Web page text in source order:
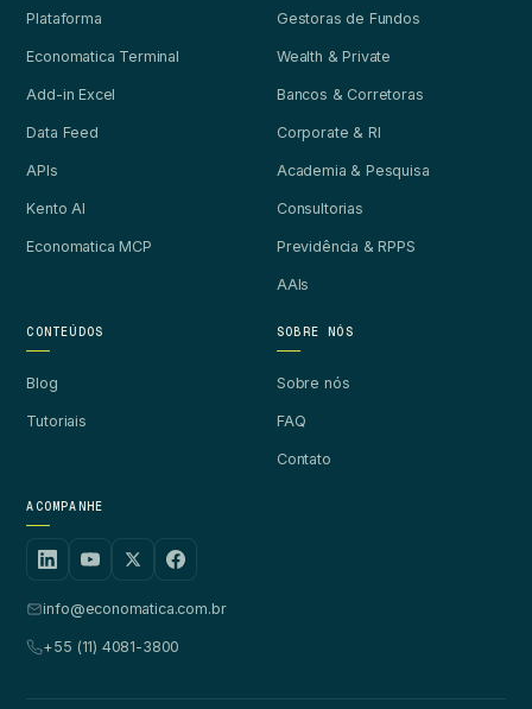
Plataforma
Economatica Terminal
Add-in Excel
Data Feed
APIs
Kento AI
Economatica MCP
Gestoras de Fundos
Wealth & Private
Bancos & Corretoras
Corporate & RI
Academia & Pesquisa
Consultorias
Previdência & RPPS
AAIs
CONTEÚDOS
Blog
Tutoriais
SOBRE NÓS
Sobre nós
FAQ
Contato
ACOMPANHE
info@economatica.com.br
+55 (11) 4081-3800